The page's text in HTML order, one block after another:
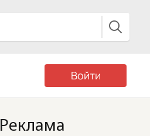
Войти
Реклама